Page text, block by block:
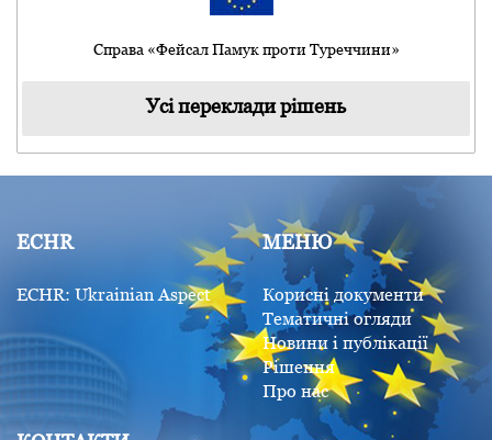
Справа «Фейсал Памук проти Туреччини»
Усі переклади рішень
ECHR
ECHR: Ukrainian Aspect
МЕНЮ
Корисні документи
Тематичні огляди
Новини і публікації
Рішення
Про нас